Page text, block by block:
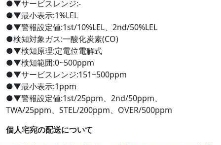
●▼サービスレンジ:-
●▼最小表示:1%LEL
●▼警報設定値:1st/10%LEL、2nd/50%LEL
●検知対象ガス:一酸化炭素(CO)
●▼検知原理:定電位電解式
●▼検知範囲:0~500ppm
●▼サービスレンジ:151~500ppm
●▼最小表示:1ppm
●▼警報設定値:1st/25ppm、2nd/50ppm、
TWA/25ppm、STEL/200ppm、OVER/500ppm
個人宅宛の配送について